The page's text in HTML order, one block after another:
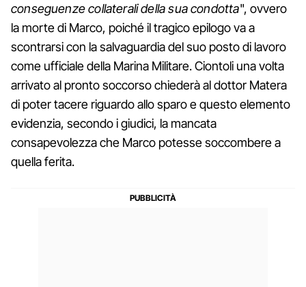
conseguenze collaterali della sua condotta", ovvero
la morte di Marco, poiché il tragico epilogo va a
scontrarsi con la salvaguardia del suo posto di lavoro
come ufficiale della Marina Militare. Ciontoli una volta
arrivato al pronto soccorso chiederà al dottor Matera
di poter tacere riguardo allo sparo e questo elemento
evidenzia, secondo i giudici, la mancata
consapevolezza che Marco potesse soccombere a
quella ferita.